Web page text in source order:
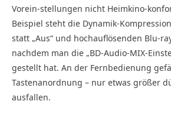
Vorein-stellungen nicht Heimkino-
Beispiel steht die Dynamik-Kompression
statt „Aus“ und hochauflösenden Blu-
nachdem man die „BD-Audio-MIX-
gestellt hat. An der Fernbedienung
Tastenanordnung – nur etwas größer
ausfallen.